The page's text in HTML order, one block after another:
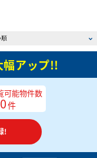
幅アップ!!
可能物件数
0件
!